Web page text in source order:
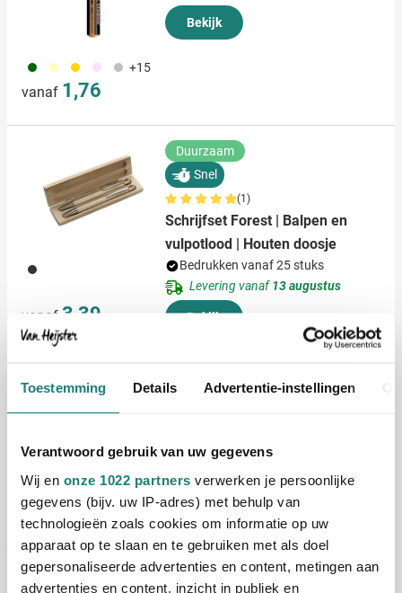
Toestemming Details Advertentie-instellingen
Verantwoord gebruik van uw gegevens
Wij en onze 1022 partners verwerken je persoonlijke
gegevens (bijv. uw IP-adres) met behulp van
technologieën zoals cookies om informatie op uw
apparaat op te slaan en te gebruiken met als doel
gepersonaliseerde advertenties en content, metingen aan
advertenties en content, inzicht in publiek en
060 360 031 361 032 +15
vanaf 1,76
Bekijk
011
vanaf 3,39
Duurzaam
Snel
(1)
Schrijfset Forest | Balpen en
vulpotlood | Houten doosje
Bedrukken vanaf 25 stuks
Levering vanaf13 augustus
Bekijk
001
vanaf 1,65
BIC® balpen 4 colours
Stabilo Kleurpotlood Woody Duo